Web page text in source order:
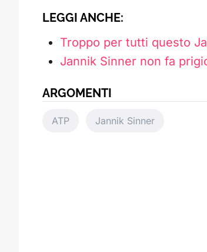
LEGGI ANCHE:
Troppo per tutti questo
Jannik Sinner non fa
ARGOMENTI
ATP Jannik Sinner